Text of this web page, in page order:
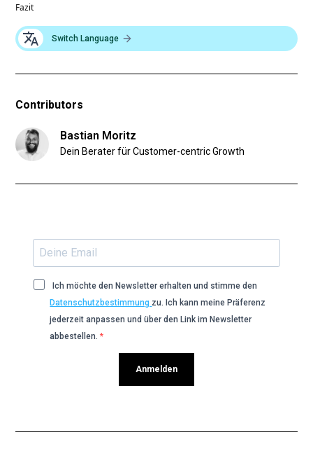
Fazit
Switch Language
Contributors
Bastian Moritz
Dein Berater für Customer-centric Growth
Ich möchte den Newsletter erhalten und stimme den
Datenschutzbestimmung zu. Ich kann meine Präferenz
jederzeit anpassen und über den Link im Newsletter
abbestellen.
Anmelden